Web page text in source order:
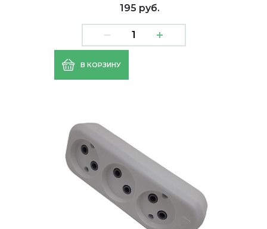
195 руб.
В КОРЗИНУ